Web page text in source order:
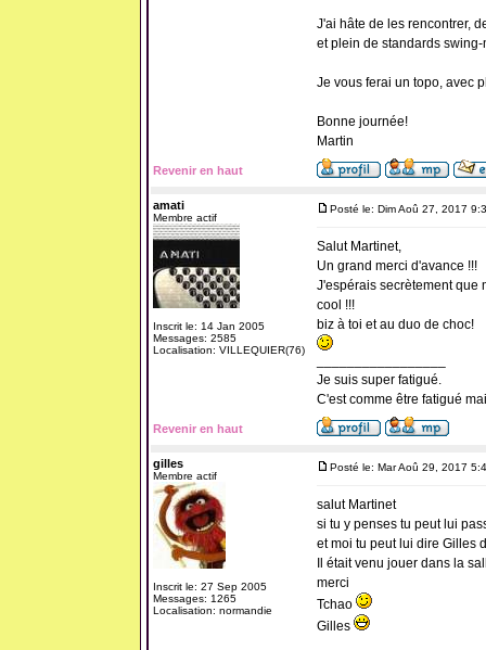
J'ai hâte de les rencontrer,
et plein de standards swing-
Je vous ferai un topo, avec
Bonne journée!
Martin
Revenir en haut
amati
Membre actif
Inscrit le: 14 Jan 2005
Messages: 2585
Localisation: VILLEQUIER(76)
Posté le: Dim Aoû 27, 2017
Salut Martinet,
Un grand merci d'avance !!!
J'espérais secrètement que
cool !!!
biz à toi et au duo de choc!
Je suis super fatigué.
C'est comme être fatigué
Revenir en haut
gilles
Membre actif
Inscrit le: 27 Sep 2005
Messages: 1265
Localisation: normandie
Posté le: Mar Aoû 29, 2017
salut Martinet
si tu y penses tu peut lui
et moi tu peut lui dire Gilles
Il était venu jouer dans la
merci
Tchao
Gilles